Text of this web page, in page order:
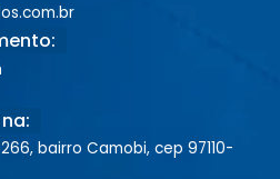
bairro Camobi, cep 97110-